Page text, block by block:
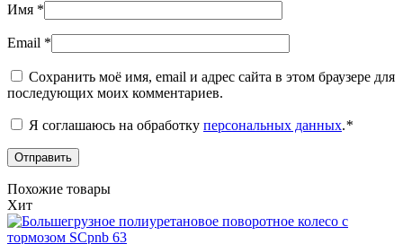
Имя *
Email *
Сохранить моё имя, email и адрес сайта в этом браузере для
последующих моих комментариев.
Я соглашаюсь на обработку персональных данных.*
Похожие товары
Хит